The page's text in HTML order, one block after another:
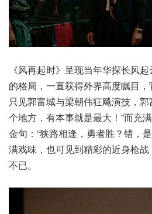
《风再起时》呈现当年华探长风
的格局，一直获得外界高度瞩目
只见郭富城与梁朝伟狂飚演技，
个地方，有本事就是最大！”而充
金句：“狭路相逢，勇者胜？错，
满戏味，也可见到精彩的近身枪
不已。